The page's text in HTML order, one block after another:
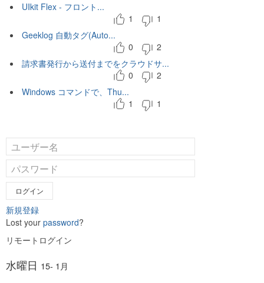
UIkit Flex - フロント...
1
1
Geeklog 自動タグ(Auto...
0
2
請求書発行から送付までをクラウドサ...
0
2
Windows コマンドで、Thu...
1
1
ログイン
新規登録
Lost your password?
リモートログイン
水曜日 15- 1月